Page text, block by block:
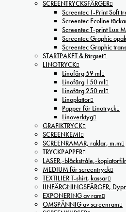
SCREENTRYCKSFÄRGER
Screentec T-Print Soft
Screentec Ecoline
Screentec T-print Lux
Screentec Graphic
Screentec Graphic
STARTPAKET & färgset
LINOTRYCK
Linofärg 59 ml
Linofärg 150 ml
Linofärg 250 ml
Linoplattor
Papper för Linotryck
Linoverktyg
GRAFIKTRYCK
SCREENKEMI
SCREENRAMAR, raklar, m.m
TRYCKPAPPER
LASER,-bläckstråle,-
MEDIUM för screentryck
TEXTILIER T-shirt, kassar
IINFÄRGNINGSFÄRGER,
EXPONERING av ram
OMSPÄNNIG av screenram